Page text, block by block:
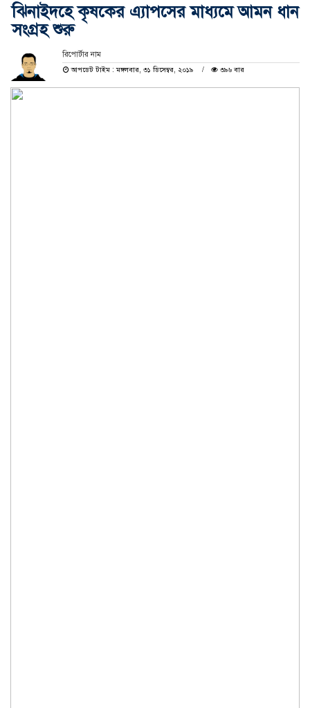
ঝিনাইদহে কৃষকের এ্যাপসের মাধ্যমে আমন ধান
সংগ্রহ শুরু
রিপোর্টার নাম
আপডেট টাইম : মঙ্গলবার, ৩১ ডিসেম্বর, ২০১৯
৩৯৬ বার